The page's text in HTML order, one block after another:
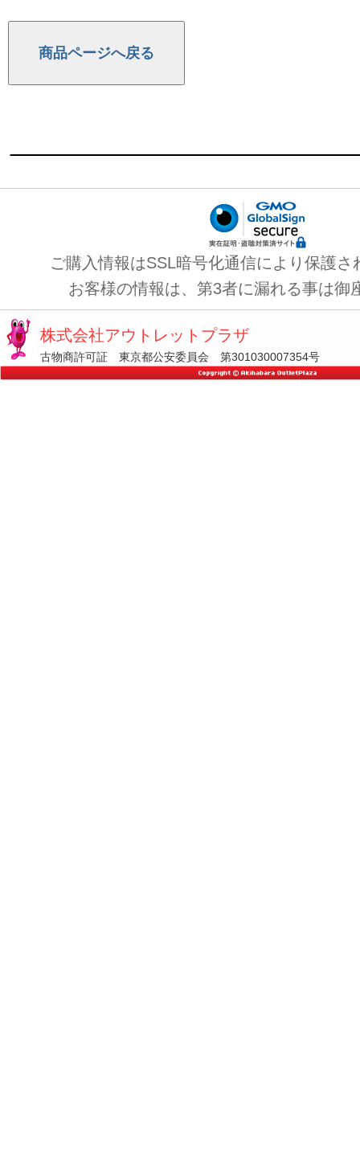
ご購入情報はSSL暗号化通信により保護さ
お客様の情報は、第3者に漏れる事は御
株式会社アウトレットプラザ
古物商許可証 東京都公安委員会 第301030007354号